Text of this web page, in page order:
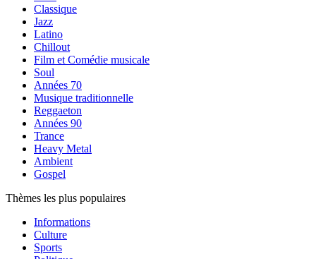
Classique
Jazz
Latino
Chillout
Film et Comédie musicale
Soul
Années 70
Musique traditionnelle
Reggaeton
Années 90
Trance
Heavy Metal
Ambient
Gospel
Thèmes les plus populaires
Informations
Culture
Sports